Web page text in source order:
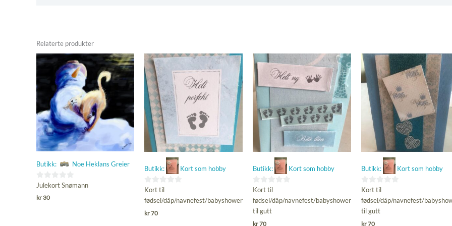
Relaterte produkter
Butikk: Noe Heklans Greier
0
ut
Julekort Snømann
kr30
Butikk: Kort som hobby
0
ut
av
Kort til
fødsel/dåp/navnefest/babyshower
kr70
Butikk: Kort som hobby
0
ut
av
5
Kort til
fødsel/dåp/navnefest/babyshower
til gutt
kr70
Butikk: Kort som hobby
0
ut
av
5
Kort til
fødsel/dåp/navnefest/
til gutt
kr70